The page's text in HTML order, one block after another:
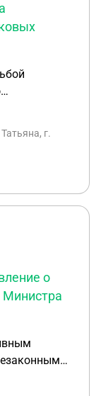
к
с
? В какой
г.
о
Министра